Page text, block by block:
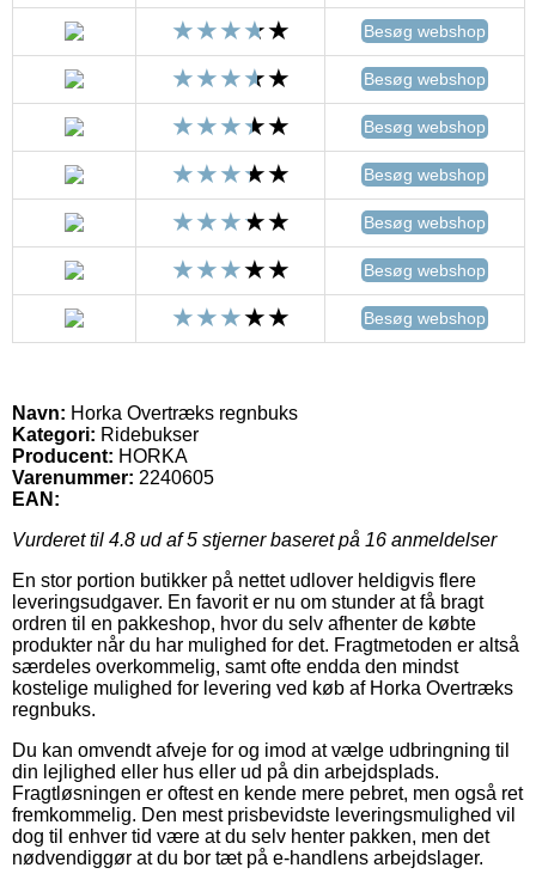
Besøg webshop
Besøg webshop
Besøg webshop
Besøg webshop
Besøg webshop
Besøg webshop
Besøg webshop
Navn: Horka Overtræks regnbuks
Kategori: Ridebukser
Producent: HORKA
Varenummer: 2240605
EAN:
Vurderet til 4.8 ud af 5 stjerner baseret på 16 anmeldelser
En stor portion butikker på nettet udlover heldigvis flere
leveringsudgaver. En favorit er nu om stunder at få bragt
ordren til en pakkeshop, hvor du selv afhenter de købte
produkter når du har mulighed for det. Fragtmetoden er altså
særdeles overkommelig, samt ofte endda den mindst
kostelige mulighed for levering ved køb af Horka Overtræks
regnbuks.
Du kan omvendt afveje for og imod at vælge udbringning til
din lejlighed eller hus eller ud på din arbejdsplads.
Fragtløsningen er oftest en kende mere pebret, men også ret
fremkommelig. Den mest prisbevidste leveringsmulighed vil
dog til enhver tid være at du selv henter pakken, men det
nødvendiggør at du bor tæt på e-handlens arbejdslager.